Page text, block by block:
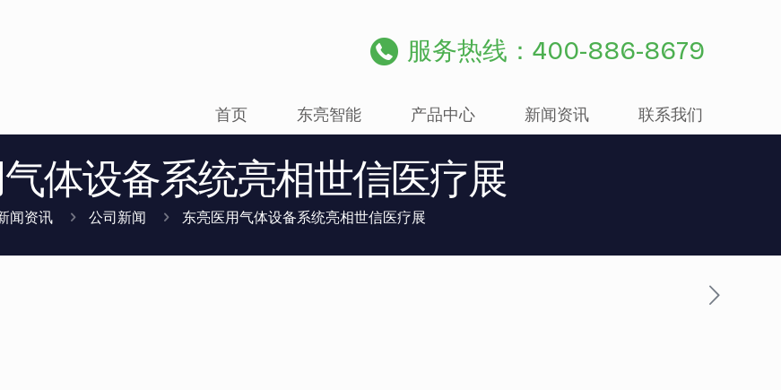
服务热线：400-886-8679
首页 东亮智能 产品中心 新闻资讯 联系我们
体设备系统亮相世信医疗展
闻资讯 公司新闻 东亮医用气体设备系统亮相世信医疗展